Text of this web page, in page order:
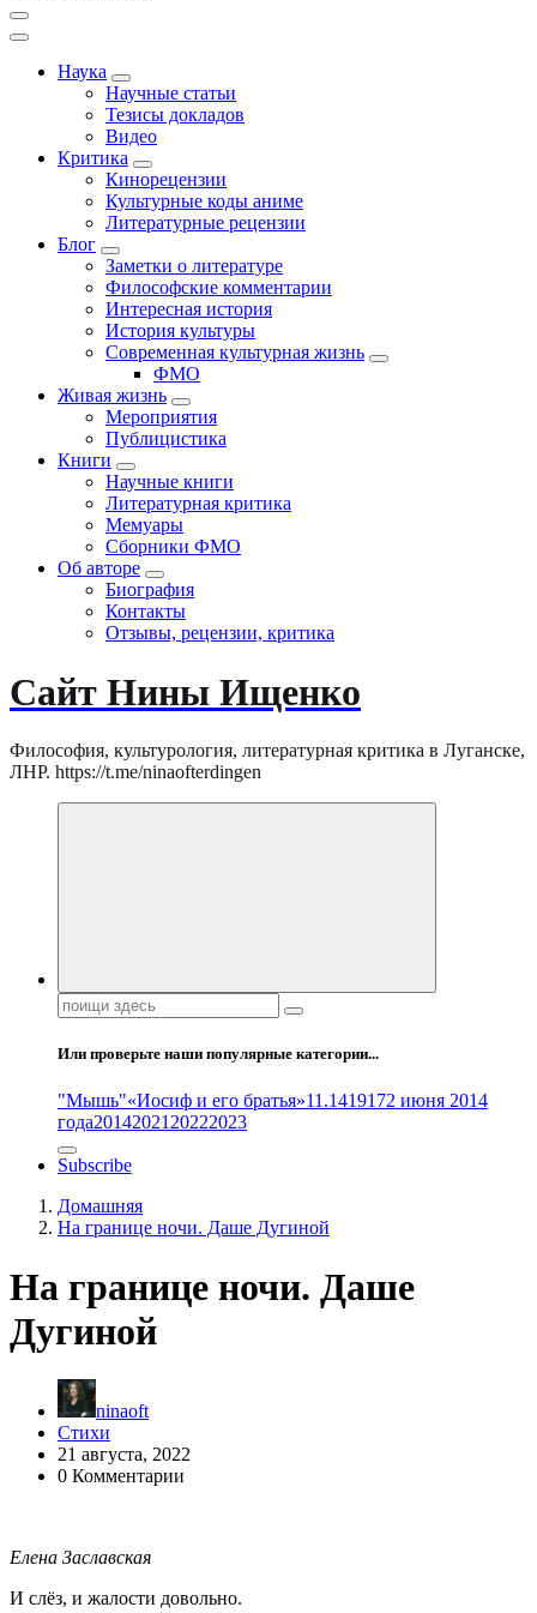
Наука
Научные статьи
Тезисы докладов
Видео
Критика
Кинорецензии
Культурные коды аниме
Литературные рецензии
Блог
Заметки о литературе
Философские комментарии
Интересная история
История культуры
Современная культурная жизнь
ФМО
Живая жизнь
Мероприятия
Публицистика
Книги
Научные книги
Литературная критика
Мемуары
Сборники ФМО
Об авторе
Биография
Контакты
Отзывы, рецензии, критика
Сайт Нины Ищенко
Философия, культурология, литературная критика в Луганске,
ЛНР. https://t.me/ninaofterdingen
Поиск:
Или проверьте наши популярные категории...
"Мышь"«Иосиф и его братья»11.1419172 июня 2014
года2014202120222023
Subscribe
Домашняя
На границе ночи. Даше Дугиной
На границе ночи. Даше
Дугиной
ninaoft
Стихи
21 августа, 2022
0 Комментарии
Елена Заславская
И слёз, и жалости довольно.